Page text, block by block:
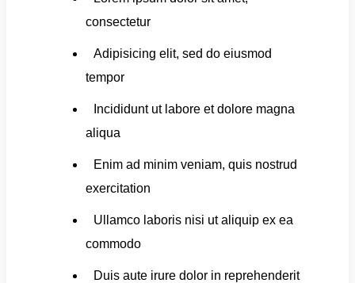
consectetur
Adipisicing elit, sed do eiusmod
tempor
Incididunt ut labore et dolore magna
aliqua
Enim ad minim veniam, quis nostrud
exercitation
Ullamco laboris nisi ut aliquip ex ea
commodo
Duis aute irure dolor in reprehenderit